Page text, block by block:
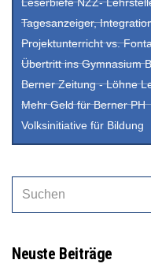
Tagesanzeiger,
Projektunterricht vs.
Übertritt ins Gymnasium
Berner Zeitung - Löhne
Mehr Geld für Berner PH
Volksinitiative für Bildung
Neuste Beiträge